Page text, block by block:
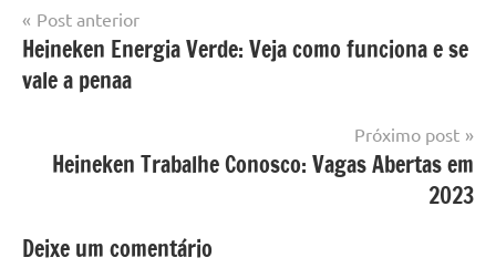
Navegação
de
Post
Post anterior
Heineken Energia Verde: Veja como funciona e se
vale a penaa
Próximo post
Heineken Trabalhe Conosco: Vagas Abertas em
2023
Deixe um comentário